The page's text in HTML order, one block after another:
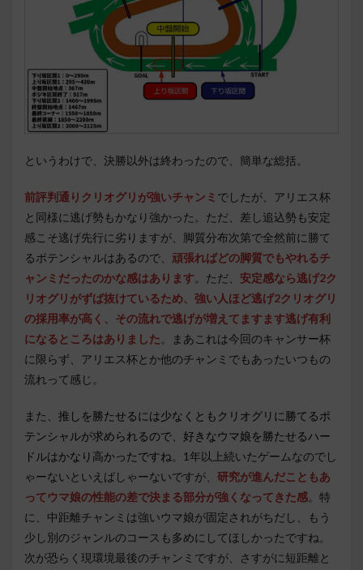
というわけで、決勝以外は終わったので、簡単な総括。
前評判通りクリオグリが強いチャンミ でしたが、アリエス杯
と同様に逃げ勢もかなり強かった。ただ、差し追込勢も安定
感こそ逃げ先行に劣りますが、脚質分布次第で全然前に勝て
るポテンシャルはあるので、 頑張ればどの脚質でもやれるチ
ャンミだったのかな感はあります。ただ、 安定感なら逃げ2ク
リオグリがずば抜けているため、強い人ほど逃げ2クリオグリ
の採用率が高く、その流れで逃げが増えてますます逃げ有利
になるところはありました。まあこれは今回のキャンサー杯
に限らず、アリエス杯とか他のチャンミでもあったいつもの
流れって感じ。
また、 推しを勝たせるには少なくともクリオグリに勝てるポ
テンシャルが求められるので、好きなウマ娘を勝たせるハー
ドルはかなり高かったですね。1年以上続いたゲームなのでし
ゃーないといえばしゃーないですが、 研究が進んだこともあ
ってウマ娘の性能の差で決まる部分が強くなってきた感。特
に、中距離チャンミは強いウマ娘が固定されがちだし、もう
少し別のジャンルのコースも多めにしてほしかったですね。
次が恐らく現環境最後のチャンミですが、さすがに短距離と